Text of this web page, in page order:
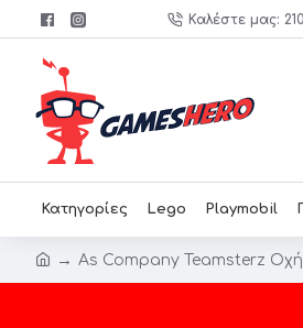
Καλέστε μας:
Κατηγορίες Lego Playmobil
As Company Teamsterz